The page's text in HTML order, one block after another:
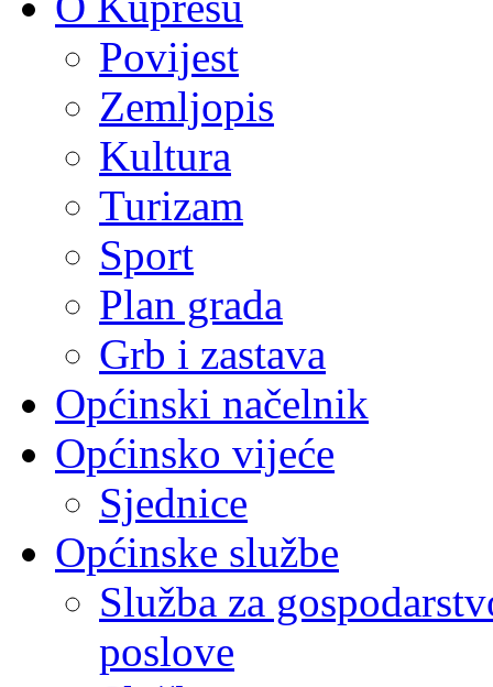
Povijest
Zemljopis
Kultura
Turizam
Sport
Plan grada
Grb i zastava
Općinski načelnik
Općinsko vijeće
Sjednice
Općinske službe
Služba za
poslove